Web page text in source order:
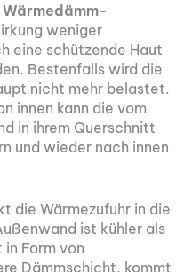
Wärmedämm-
weniger
eine schützende Haut
Bestenfalls wird die
nicht mehr belastet.
innen kann die vom
in ihrem Querschnitt
und wieder nach innen
die Wärmezufuhr in die
ist kühler als
Form von
Dämmschicht, kommt